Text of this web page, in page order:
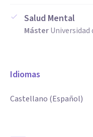
Salud Mental
MásterUniversidad
Idiomas
Castellano (Español)